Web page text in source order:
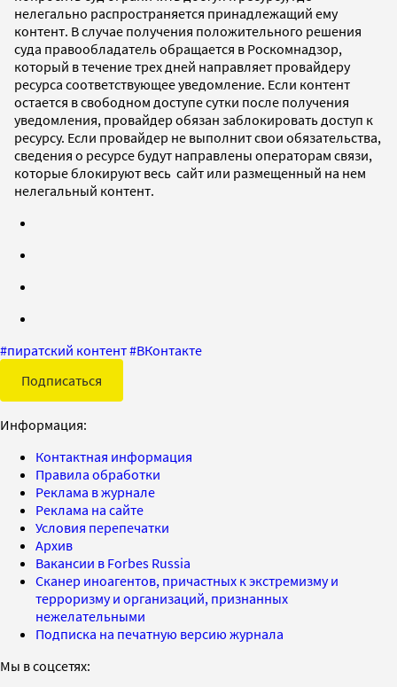
нелегально распространяется принадлежащий ему
контент. В случае получения положительного решения
суда правообладатель обращается в Роскомнадзор,
который в течение трех дней направляет провайдеру
ресурса соответствующее уведомление. Если контент
остается в свободном доступе сутки после получения
уведомления, провайдер обязан заблокировать доступ к
ресурсу. Если провайдер не выполнит свои обязательства,
сведения о ресурсе будут направлены операторам связи,
которые блокируют весь сайт или размещенный на нем
нелегальный контент.
#пиратский контент#ВКонтакте
Подписаться
Информация:
Контактная информация
Правила обработки
Реклама в журнале
Реклама на сайте
Условия перепечатки
Архив
Вакансии в Forbes Russia
Сканер иноагентов, причастных к экстремизму и
терроризму и организаций, признанных
нежелательными
Подписка на печатную версию журнала
Мы в соцсетях: